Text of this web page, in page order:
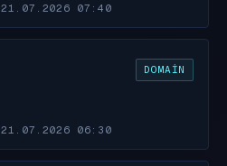
21.07.2026 07:40
DOMAIN
21.07.2026 06:30